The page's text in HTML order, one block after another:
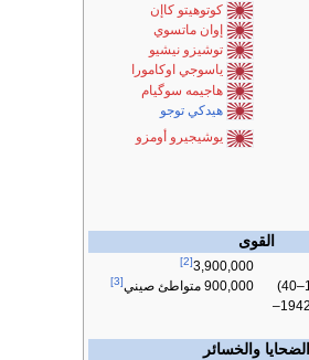
كوتوهيتو كاإن
إوان ماتسوي
توشيزو نيشيو
ياسوجي اوكامورا
هاجيمه سوگيام
هيدكي توجو
يوشيجيرو أومزو
القوى
900 طائرة أمريكية (1942–
3,900,000
[2]
900,000 متواطئ صيني [3]
الضحايا والخسائر